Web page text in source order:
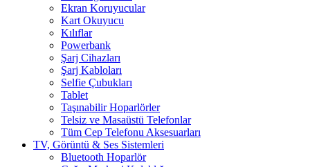
Ekran Koruyucular
Kart Okuyucu
Kılıflar
Powerbank
Şarj Cihazları
Şarj Kabloları
Selfie Çubukları
Tablet
Taşınabilir Hoparlörler
Telsiz ve Masaüstü Telefonlar
Tüm Cep Telefonu Aksesuarları
TV, Görüntü & Ses Sistemleri
Bluetooth Hoparlör